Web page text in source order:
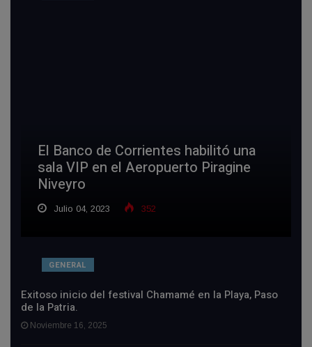
El Banco de Corrientes habilitó una
sala VIP en el Aeropuerto Piragine
Niveyro
Julio 04, 2023 352
GENERAL
Exitoso inicio del festival Chamamé en la Playa, Paso
de la Patria.
Noviembre 16, 2025